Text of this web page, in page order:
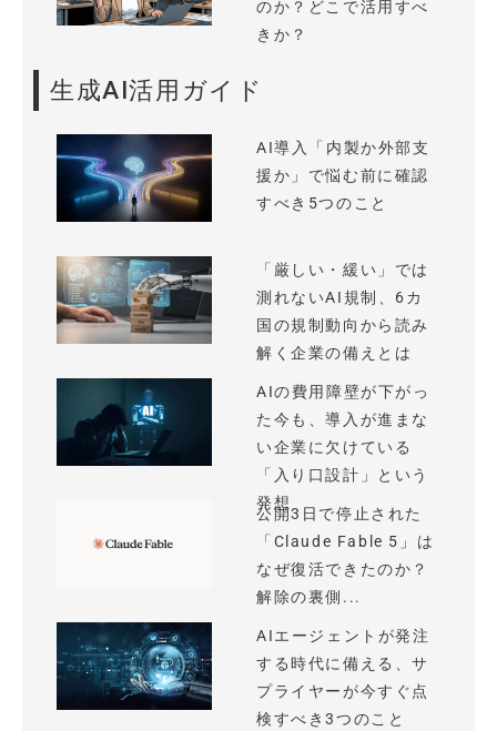
のか？どこで活用すべ
きか？
生成AI活用ガイド
AI導入「内製か外部支
援か」で悩む前に確認
すべき5つのこと
「厳しい・緩い」では
測れないAI規制、6カ
国の規制動向から読み
解く企業の備えとは
AIの費用障壁が下がっ
た今も、導入が進まな
い企業に欠けている
「入り口設計」という
発想
公開3日で停止された
「Claude Fable 5」は
なぜ復活できたのか？
解除の裏側...
AIエージェントが発注
する時代に備える、サ
プライヤーが今すぐ点
検すべき3つのこと